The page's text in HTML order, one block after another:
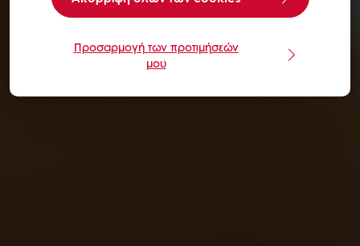
Προσαρμογή των προτιμήσεών
μου